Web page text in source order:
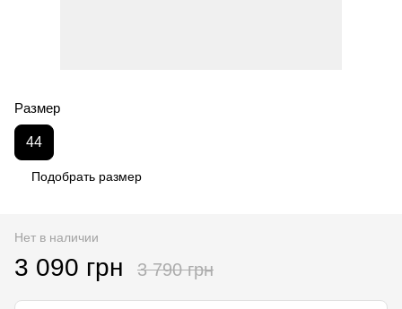
Размер
44
Подобрать размер
Нет в наличии
3 090 грн 3 790 грн